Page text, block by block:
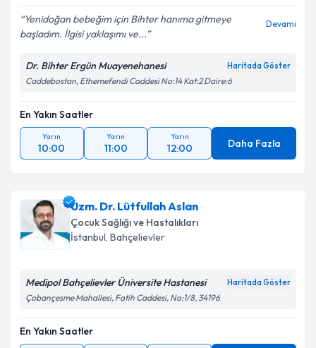
Yenidoğan bebeğim için Bihter hanıma gitmeye
başladım. İlgisi yaklaşımı ve...
Devamı
Dr. Bihter Ergün Muayenehanesi Haritada Göster
Caddebostan, Ethemefendi Caddesi No:14 Kat:2 Daire:6
En Yakın Saatler
Yarın
10:00
Yarın
11:00
Yarın
12:00 Daha Fazla
Uzm. Dr. Lütfullah Aslan
Çocuk Sağlığı ve Hastalıkları
İstanbul, Bahçelievler
Medipol Bahçelievler Üniversite Hastanesi Haritada Göster
Çobançesme Mahallesi, Fatih Caddesi, No:1/8, 34196
En Yakın Saatler